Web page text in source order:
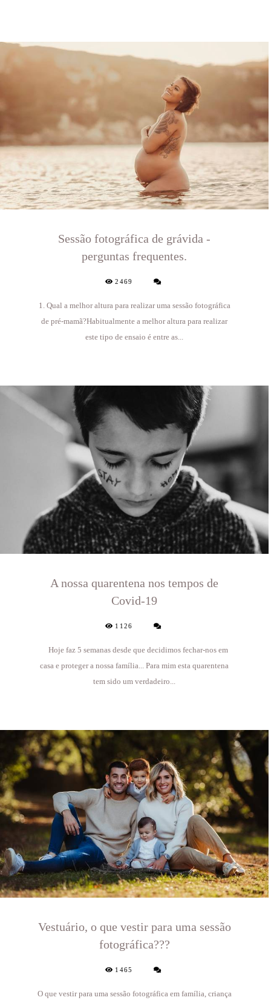
Sessão fotográfica de grávida -
perguntas frequentes.
2469
1. Qual a melhor altura para realizar uma sessão fotográfica
de pré-mamã?Habitualmente a melhor altura para realizar
este tipo de ensaio é entre as...
A nossa quarentena nos tempos de
Covid-19
1126
Hoje faz 5 semanas desde que decidimos fechar-nos em
casa e proteger a nossa família... Para mim esta quarentena
tem sido um verdadeiro...
Vestuário, o que vestir para uma sessão
fotográfica???
1465
O que vestir para uma sessão fotográfica em família, criança